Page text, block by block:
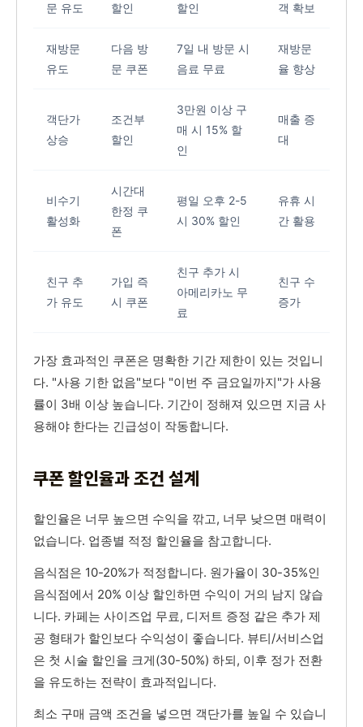
문 유도
할인
할인
객 확보
재방문
유도
다음 방
문 쿠폰
7일 내 방문 시
음료 무료
재방문
율 향상
객단가
상승
조건부
할인
3만원 이상 구
매 시 15% 할
인
매출 증
대
비수기
활성화
시간대
한정 쿠
폰
평일 오후 2-5
시 30% 할인
유휴 시
간 활용
친구 추
가 유도
가입 즉
시 쿠폰
친구 추가 시
아메리카노 무
료
친구 수
증가
가장 효과적인 쿠폰은 명확한 기간 제한이 있는 것입니
다. "사용 기한 없음"보다 "이번 주 금요일까지"가 사용
률이 3배 이상 높습니다. 기간이 정해져 있으면 지금 사
용해야 한다는 긴급성이 작동합니다.
쿠폰 할인율과 조건 설계
할인율은 너무 높으면 수익을 깎고, 너무 낮으면 매력이
없습니다. 업종별 적정 할인율을 참고합니다.
음식점은 10-20%가 적정합니다. 원가율이 30-35%인
음식점에서 20% 이상 할인하면 수익이 거의 남지 않습
니다. 카페는 사이즈업 무료, 디저트 증정 같은 추가 제
공 형태가 할인보다 수익성이 좋습니다. 뷰티/서비스업
은 첫 시술 할인을 크게(30-50%) 하되, 이후 정가 전환
을 유도하는 전략이 효과적입니다.
최소 구매 금액 조건을 넣으면 객단가를 높일 수 있습니